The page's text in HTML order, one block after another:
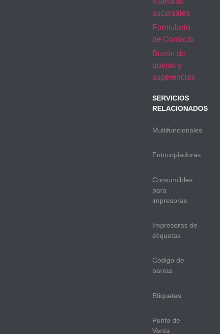
sucursales
Formulario
de Contacto
Buzón de
quejas y
sugerencias
SERVICIOS
RELACIONADOS
Multifuncionales
Fotocopiadoras
Consumibles
para
impresoras
Impresoras de
etiquetas
Código de
barras
Etiquetas
Punto de
Venta